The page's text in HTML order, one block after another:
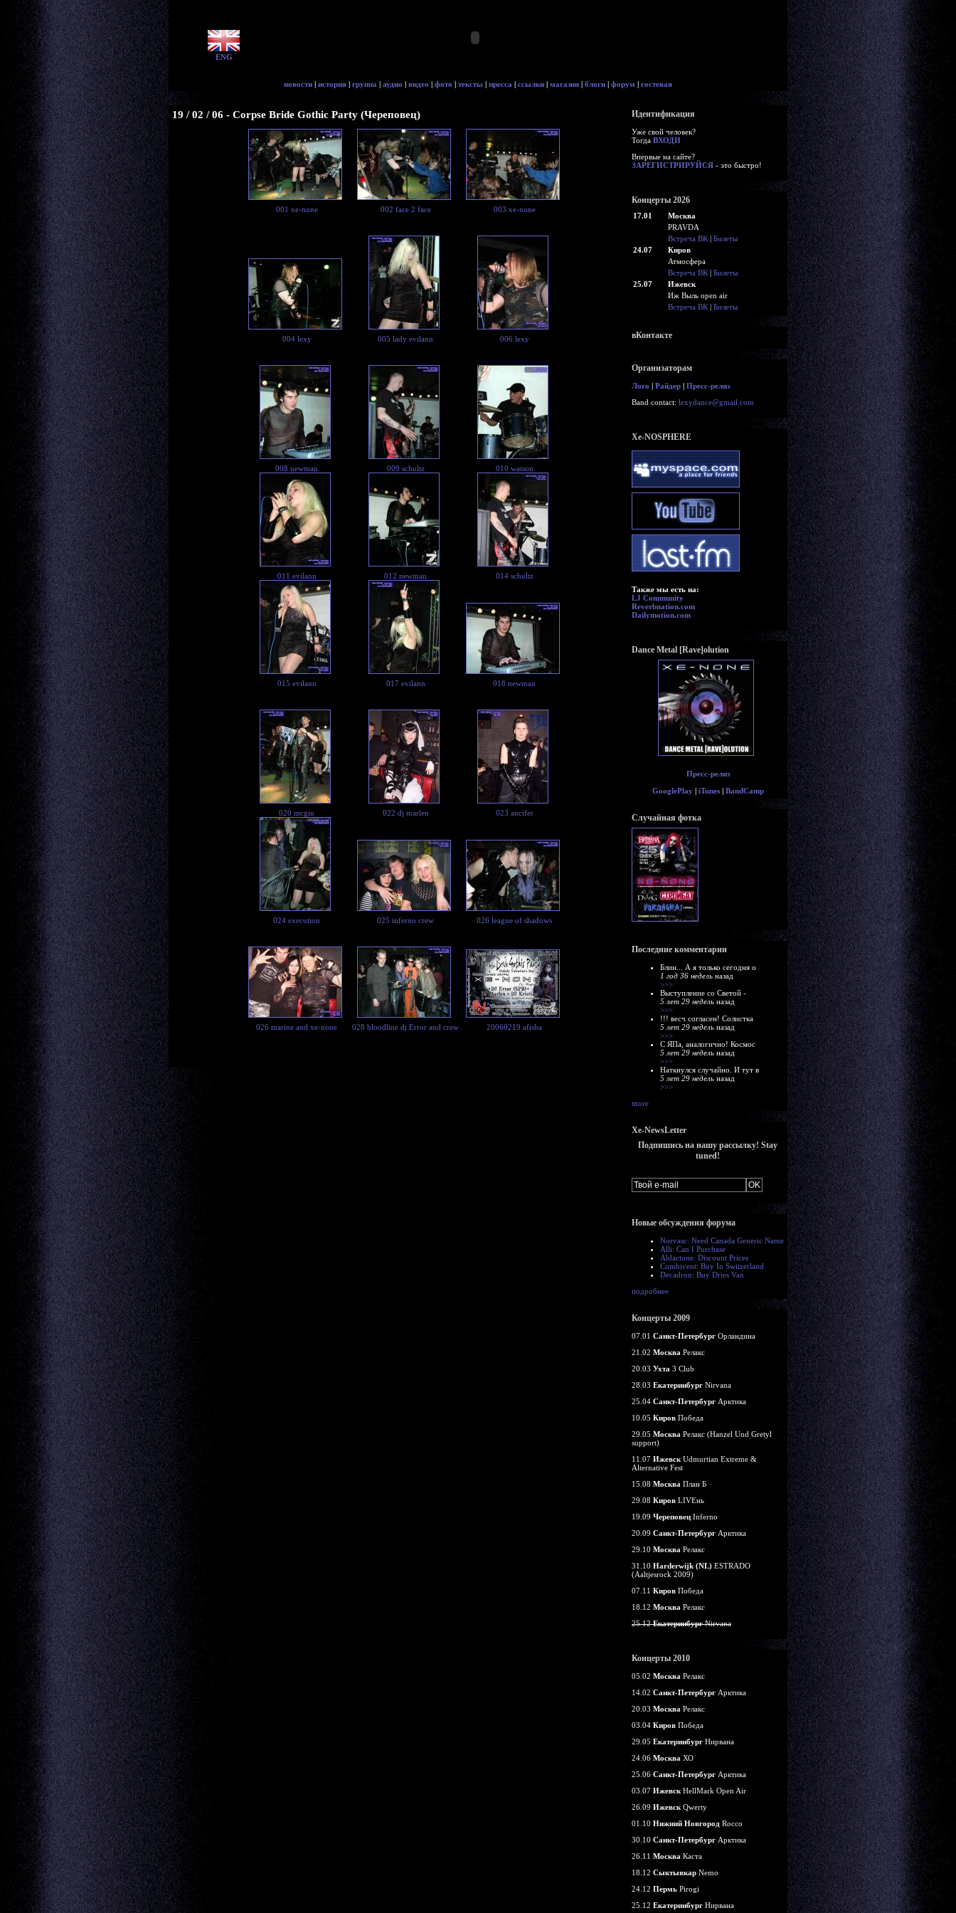
ENG
новости | история | группа | аудио | видео | фото | тексты | пресса | ссылки | магазин | блоги | форум | гостевая
19 / 02 / 06 - Corpse Bride Gothic Party (Череповец)
001 xe-none 002 face 2 face 003 xe-none
004 lexy 005 lady evilann 006 lexy
008 newman 009 schultz 010 watson
011 evilann 012 newman 014 schultz
015 evilann 017 evilann 018 newman
020 mcgin 022 dj marlen 023 ancifer
024 execution 025 inferno crew 026 league of shadows
026 marine and xe-none 028 bloodline dj Error and crew 20060219 afisha
Идентификация
Уже свой человек?
Тогда ВХОДИ
Впервые на сайте?
ЗАРЕГИСТРИРУЙСЯ - это быстро!
Концерты 2026
17.01
Москва
PRAVDA
Встреча ВК | Билеты
24.07
Киров
Атмосфера
Встреча ВК | Билеты
25.07
Ижевск
Иж Выль open air
Встреча ВК | Билеты
вКонтакте
Организаторам
Лого | Райдер | Пресс-релиз
Band contact: lexydance@gmail.com
Xe-NOSPHERE
Также мы есть на:
LJ Community
Reverbnation.com
Dailymotion.com
Dance Metal [Rave]olution
Пресс-релиз
GooglePlay| iTunes| BandCamp
Случайная фотка
Последние комментарии
Блин... А я только сегодня о
1 год 36 недель назад
>>>
Выступление со Светой -
5 лет 29 недель назад
>>>
!!! весч согласен! Солистка
5 лет 29 недель назад
>>>
С ЯПа, аналогично! Космос
5 лет 29 недель назад
>>>
Наткнулся случайно. И тут в
5 лет 29 недель назад
>>>
more
Xe-NewsLetter
Подпишись на нашу рассылку! Stay
tuned!
Новые обсуждения форума
Norvasc: Need Canada Generic Name
Alli: Can I Purchase
Aldactone: Discount Prices
Combivent: Buy In Switzerland
Decadron: Buy Dries Van
подробнее
Концерты 2009
07.01 Санкт-Петербург Орландина
21.02 Москва Релакс
20.03 Ухта 3 Club
28.03 Екатеринбург Nirvana
25.04 Санкт-Петербург Арктика
10.05 Киров Победа
29.05 Москва Релакс (Hanzel Und Gretyl
support)
11.07 Ижевск Udmurtian Extreme &
Alternative Fest
15.08 Москва План Б
29.08 Киров LIVEнь
19.09 Череповец Inferno
20.09 Санкт-Петербург Арктика
29.10 Москва Релакс
31.10 Harderwijk (NL) ESTRADO
(Aaltjesrock 2009)
07.11 Киров Победа
18.12 Москва Релакс
25.12ЕкатеринбургNirvana
Концерты 2010
05.02 Москва Релакс
14.02 Санкт-Петербург Арктика
20.03 Москва Релакс
03.04 Киров Победа
29.05 Екатеринбург Нирвана
24.06 Москва ХО
25.06 Санкт-Петербург Арктика
03.07 Ижевск HellMark Open Air
26.09 Ижевск Qwerty
01.10 Нижний Новгород Rocco
30.10 Санкт-Петербург Арктика
26.11 Москва Каста
18.12 Сыктывкар Nemo
24.12 Пермь Pirogi
25.12 Екатеринбург Нирвана